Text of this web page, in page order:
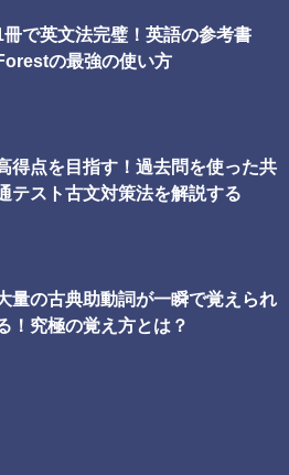
冊で英文法完璧！英語の参考書
の最強の使い方
得点を目指す！過去問を使った共
テスト古文対策法を解説する
量の古典助動詞が一瞬で覚えられ
！究極の覚え方とは？